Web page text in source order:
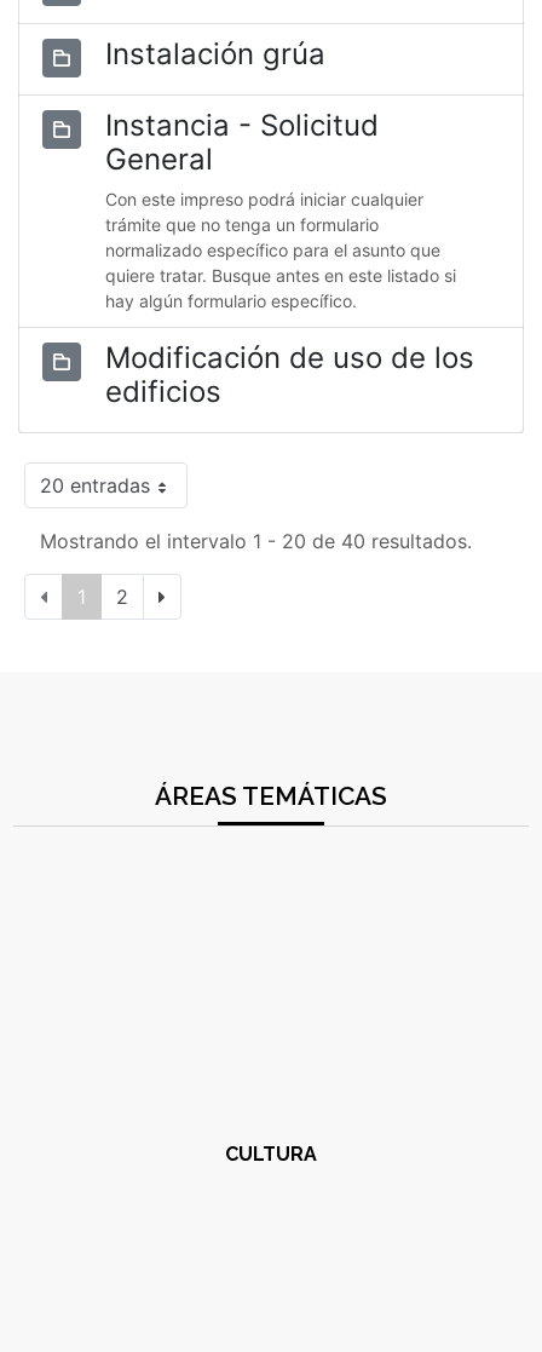
Instalación grúa
Instancia - Solicitud
General
Con este impreso podrá iniciar cualquier
trámite que no tenga un formulario
normalizado específico para el asunto que
quiere tratar. Busque antes en este listado si
hay algún formulario específico.
Modificación de uso de los
edificios
20 entradas
Mostrando el intervalo 1 - 20 de 40 resultados.
1 2
ÁREAS TEMÁTICAS
CULTURA